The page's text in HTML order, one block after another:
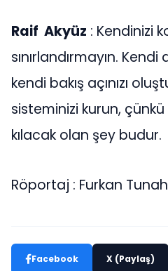
Raif Akyüz : Kendinizi
sınırlandırmayın. Kendi
kendi bakış açınızı
sisteminizi kurun,
kılacak olan şey budur.
Röportaj : Furkan
Facebook X (Paylaş)